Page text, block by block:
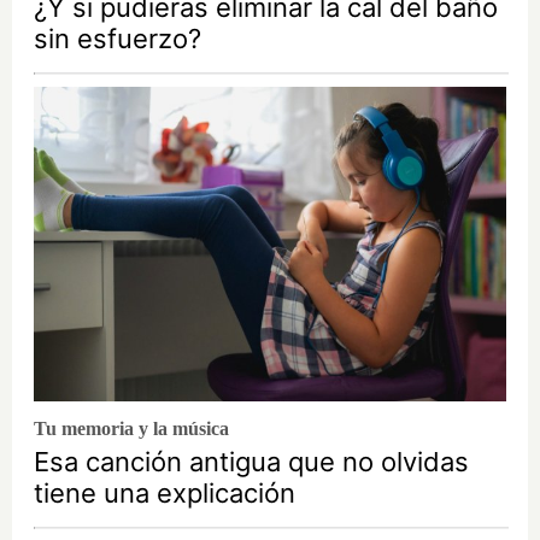
¿Y si pudieras eliminar la cal del baño
sin esfuerzo?
Tu memoria y la música
Esa canción antigua que no olvidas
tiene una explicación